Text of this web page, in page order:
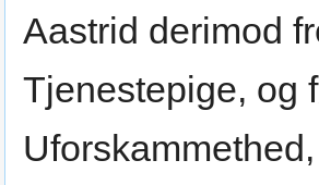
Aastrid derimod
Tjenestepige, og